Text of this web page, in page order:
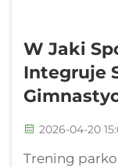
W Jaki
Integruje
2026-04-20
Trening